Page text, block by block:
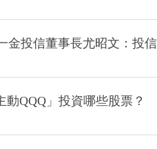
金投信董事長尤昭文：投信
QQQ」投資哪些股票？